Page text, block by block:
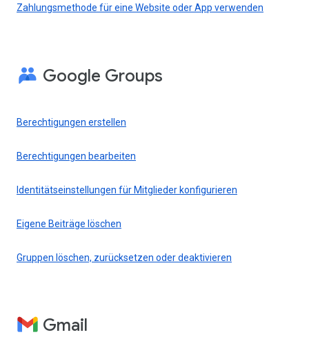
Zahlungsmethode für eine Website oder App verwenden
Google Groups
Berechtigungen erstellen
Berechtigungen bearbeiten
Identitätseinstellungen für Mitglieder konfigurieren
Eigene Beiträge löschen
Gruppen löschen, zurücksetzen oder deaktivieren
Gmail